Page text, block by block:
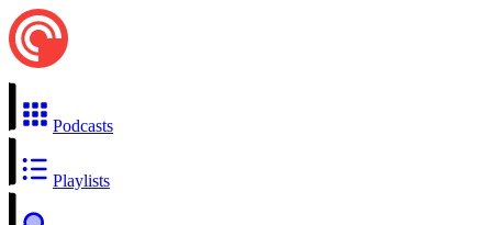
Podcasts
Playlists